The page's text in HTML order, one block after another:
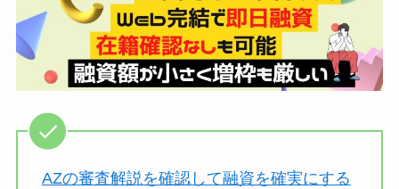
AZの審査解説を確認して融資を確実にする